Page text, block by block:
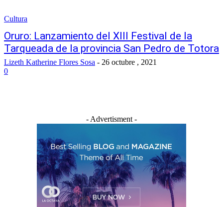
Cultura
Oruro: Lanzamiento del XIII Festival de la
Tarqueada de la provincia San Pedro de Totora
Lizeth Katherine Flores Sosa - 26 octubre , 2021
0
- Advertisment -